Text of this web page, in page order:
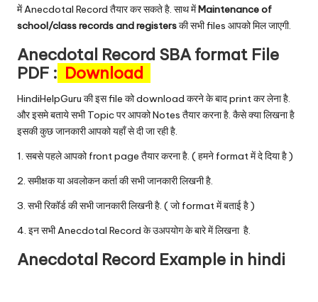
में Anecdotal Record तैयार कर सकते है. साथ मेंMaintenance of
school/class records and registersकी सभी files आपको मिल जाएगी.
Anecdotal Record SBA format File
PDF : Download
HindiHelpGuru की इस file को download करने के बाद print कर लेना है.
और इसमे बताये सभी Topic पर आपको Notes तैयार करना है. कैसे क्या लिखना है
इसकी कुछ जानकारी आपको यहाँ से दी जा रही है.
1. सबसे पहले आपको front page तैयार करना है. ( हमने format में दे दिया है )
2. समीक्षक या अवलोकन कर्ता की सभी जानकारी लिखनी है.
3. सभी रिकॉर्ड की सभी जानकारी लिखनी है. ( जो format में बताई है )
4. इन सभी Anecdotal Record के उअपयोग के बारे में लिखना है.
Anecdotal Record Example in hindi